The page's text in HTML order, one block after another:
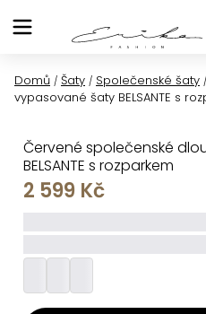
na
Domů / Šaty / Společenské šaty /
vypasované šaty BELSANTE s
Červené společenské
BELSANTE s rozparkem
2 599 Kč